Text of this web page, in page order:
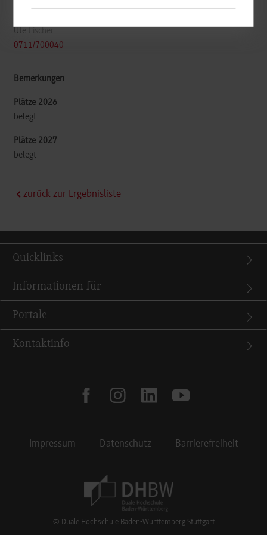
70794 Filderstadt
Ute Fischer
0711/700040
belegt
belegt
zurück zur Ergebnisliste
Quicklinks
Informationen für
Portale
Kontaktinfo
facebookinstagramlinkedinyoutube
Impressum Datenschutz Barrierefreiheit
© Duale Hochschule Baden-Württemberg Stuttgart